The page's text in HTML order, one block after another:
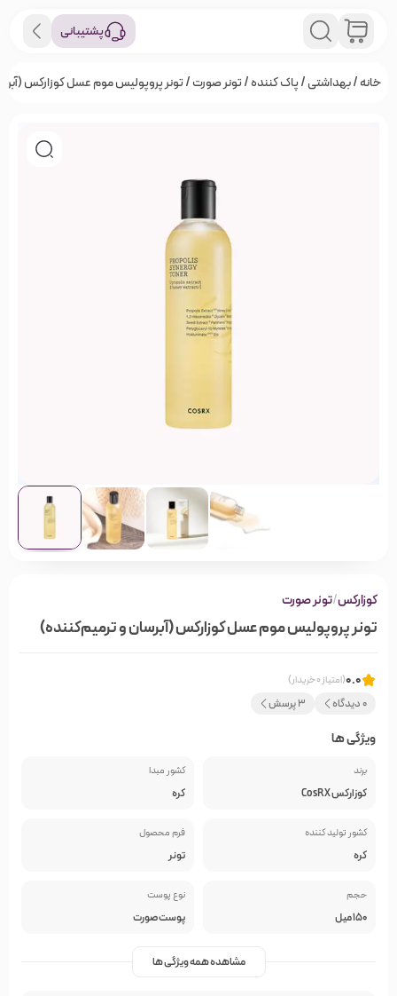
پشتیبانی
خانه/بهداشتی/پاک کننده/تونر صورت/ تونر پروپولیس موم عسل کوزارکس
کوزارکس/تونر صورت
تونر پروپولیس موم عسل کوزارکس (آبرسان و ترمیم‌کننده)
0.0(امتیاز 0 خریدار)
0 دیدگاه 3 پرسش
ویژگی ها
برند
کوزارکس CosRX
کشور مبدا
کره
کشور تولید کننده
کره
فرم محصول
تونر
حجم
150 میل
نوع پوست
پوست صورت
مشاهده همه ویژگی ها